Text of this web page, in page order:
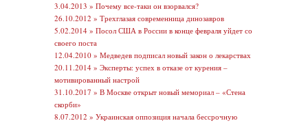
3.04.2013 » Почему все-таки он взорвался?
26.10.2012 » Трехглазая современница динозавров
5.02.2014 » Посол США в России в конце февраля уйдет со
своего поста
12.04.2010 » Медведев подписал новый закон о лекарствах
20.11.2014 » Эксперты: успех в отказе от курения –
мотивированный настрой
31.10.2017 » В Москве открыт новый мемориал – «Стена
скорби»
8.07.2012 » Украинская оппозиция начала бессрочную